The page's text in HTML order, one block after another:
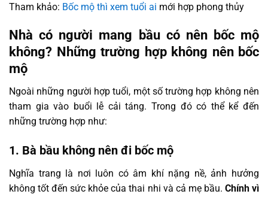
Tham khảo: Bốc mộ thì xem tuổi ai mới hợp phong thủy
Nhà có người mang bầu có nên bốc mộ
không? Những trường hợp không nên bốc
mộ
Ngoài những người hợp tuổi, một số trường hợp không nên
tham gia vào buổi lễ cải táng. Trong đó có thể kể đến
những trường hợp như:
1. Bà bầu không nên đi bốc mộ
Nghĩa trang là nơi luôn có âm khí nặng nề, ảnh hưởng
không tốt đến sức khỏe của thai nhi và cả mẹ bầu. Chính vì